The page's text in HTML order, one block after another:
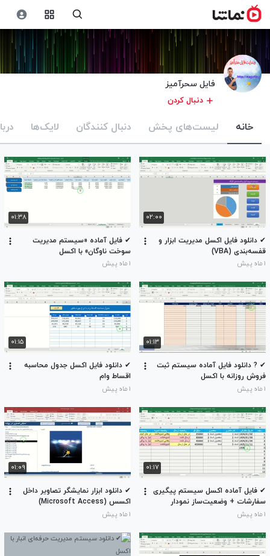
فایل سحرآمیز
دنبال کردن
خانه لیست‌های پخش دنبال کنندگان لایک‌ها
۰۲:۰۰
✔ دانلود فایل اکسل مدیریت ابزار و
قفسه‌بندی (VBA)
۱ ماه پیش
۰۱:۳۸
✔ فایل آماده «سیستم مدیریت
سوخت ناوگان» با اکسل
۱ ماه پیش
۰۱:۱۳
✔ ? دانلود فایل آماده سیستم ثبت
فروش روزانه با اکسل
۱ ماه پیش
۰۱:۱۵
✔ دانلود فایل اکسل جدول محاسبه
اقساط وام
۱ ماه پیش
۰۱:۱۷
✔ فایل آماده اکسل سیستم پیگیری
سفارشات + وضعیت‌ساز نمودار
۱ ماه پیش
۰۱:۰۹
✔ دانلود ابزار نمایشگر تصاویر داخل
اکسس (Microsoft Access)
۱ ماه پیش